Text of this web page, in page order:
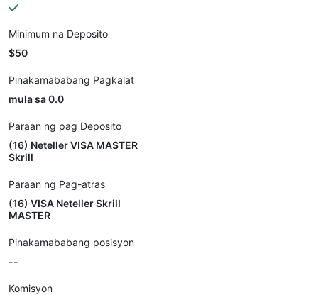
Minimum na Deposito
$50
Pinakamababang Pagkalat
mula sa 0.0
Paraan ng pag Deposito
(16) Neteller VISA MASTER
Skrill
Paraan ng Pag-atras
(16) VISA Neteller Skrill
MASTER
Pinakamababang posisyon
--
Komisyon